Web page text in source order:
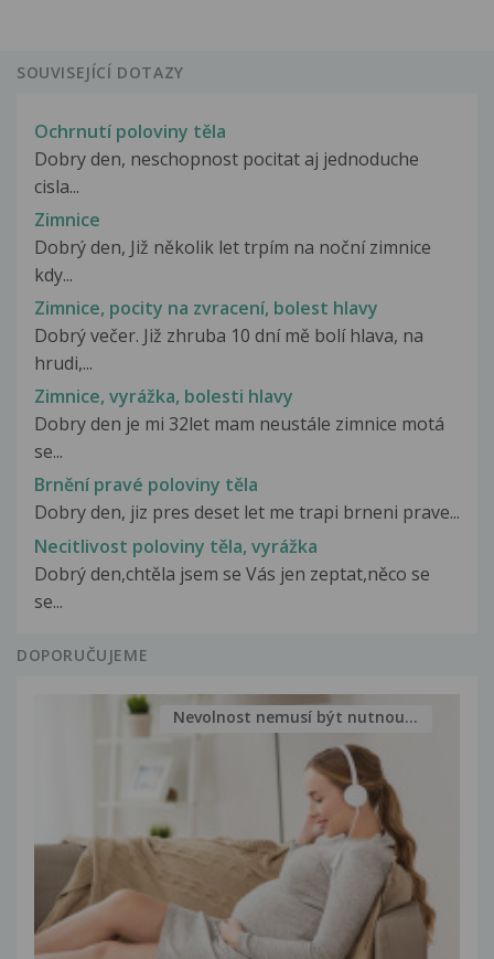
SOUVISEJÍCÍ DOTAZY
Ochrnutí poloviny těla
Dobry den, neschopnost pocitat aj jednoduche
cisla...
Zimnice
Dobrý den, Již několik let trpím na noční zimnice
kdy...
Zimnice, pocity na zvracení, bolest hlavy
Dobrý večer. Již zhruba 10 dní mě bolí hlava, na
hrudi,...
Zimnice, vyrážka, bolesti hlavy
Dobry den je mi 32let mam neustále zimnice motá
se...
Brnění pravé poloviny těla
Dobry den, jiz pres deset let me trapi brneni prave...
Necitlivost poloviny těla, vyrážka
Dobrý den,chtěla jsem se Vás jen zeptat,něco se
se...
DOPORUČUJEME
Nevolnost nemusí být nutnou...